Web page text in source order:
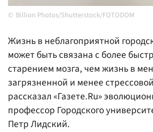
Billion Photos/Shutterstock/FOTODOM
Жизнь в неблагоприятной
может быть связана с более
старением мозга, чем жизнь в
загрязненной и менее
рассказал «Газете.Ru»
профессор Городского
Петр Лидский.